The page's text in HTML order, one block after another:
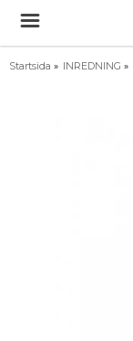
Startsida » INREDNING »